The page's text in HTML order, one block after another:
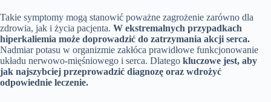
Takie symptomy mogą stanowić poważne zagrożenie zarówno dla
zdrowia, jak i życia pacjenta. W ekstremalnych przypadkach
hiperkaliemia może doprowadzić do zatrzymania akcji serca.
Nadmiar potasu w organizmie zakłóca prawidłowe funkcjonowanie
układu nerwowo-mięśniowego i serca. Dlatego kluczowe jest, aby
jak najszybciej przeprowadzić diagnozę oraz wdrożyć
odpowiednie leczenie.